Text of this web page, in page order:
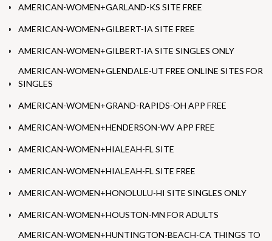
AMERICAN-WOMEN+GARLAND-KS SITE FREE
AMERICAN-WOMEN+GILBERT-IA SITE FREE
AMERICAN-WOMEN+GILBERT-IA SITE SINGLES ONLY
AMERICAN-WOMEN+GLENDALE-UT FREE ONLINE SITES FOR
SINGLES
AMERICAN-WOMEN+GRAND-RAPIDS-OH APP FREE
AMERICAN-WOMEN+HENDERSON-WV APP FREE
AMERICAN-WOMEN+HIALEAH-FL SITE
AMERICAN-WOMEN+HIALEAH-FL SITE FREE
AMERICAN-WOMEN+HONOLULU-HI SITE SINGLES ONLY
AMERICAN-WOMEN+HOUSTON-MN FOR ADULTS
AMERICAN-WOMEN+HUNTINGTON-BEACH-CA THINGS TO